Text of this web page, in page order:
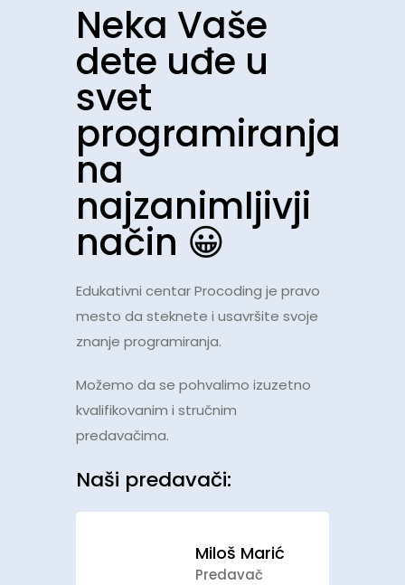
Neka Vaše
dete uđe u
svet
programiranja
na
najzanimljivji
način 😀
Edukativni centar Procoding je pravo
mesto da steknete i usavršite svoje
znanje programiranja.
Možemo da se pohvalimo izuzetno
kvalifikovanim i stručnim
predavačima.
Naši predavači:
Miloš Marić
Predavač